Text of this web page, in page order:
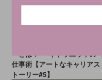
SOCIAL INTERVIEW
ーとは？──イトウユウヤの
仕事術【アートなキャリアス
トーリー#5】